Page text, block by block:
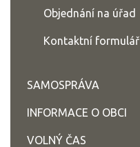
Objednání na úřad
Kontaktní formulář
SAMOSPRÁVA
INFORMACE O OBCI
VOLNÝ ČAS